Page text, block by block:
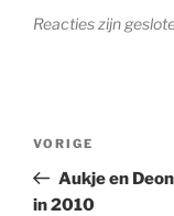
Reacties zijn
Vorig
bericht
VORIGE
Aukje en
in 2010